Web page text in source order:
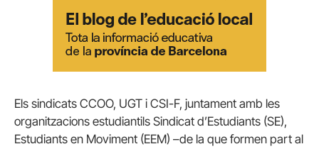
Els sindicats CCOO, UGT i CSI-F, juntament amb les
organitzacions estudiantils Sindicat d’Estudiants (SE),
Estudiants en Moviment (EEM) –de la que formen part al